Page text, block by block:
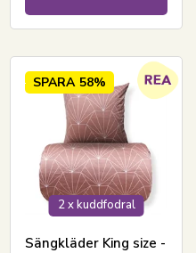
2 x kuddfodral
SPARA 58%
Sängkläder King size -